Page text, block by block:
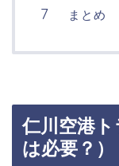
まとめ
仁川空港
は必要？）